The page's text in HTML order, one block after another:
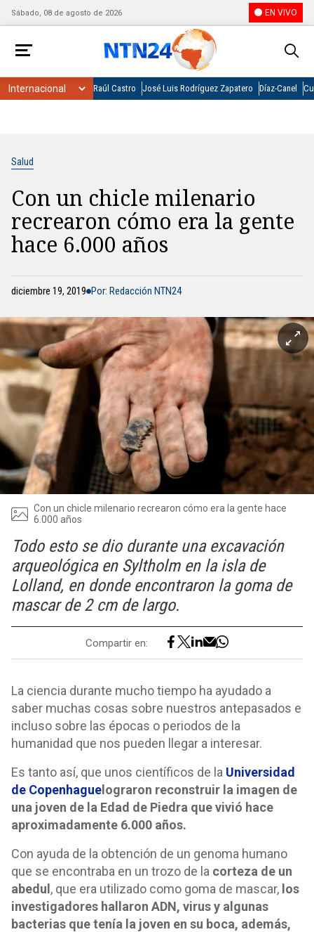
Sábado, 08 de agosto de 2026 EN VIVO
Raúl Castro José Luis Rodríguez Zapatero Díaz-Canel
Salud
Con un chicle milenario
recrearon cómo era la gente
hace 6.000 años
diciembre 19, 2019 Por: Redacción NTN24
Con un chicle milenario recrearon cómo era la gente hace
6.000 años
Todo esto se dio durante una excavación
arqueológica en Syltholm en la isla de
Lolland, en donde encontraron la goma de
mascar de 2 cm de largo.
Compartir en:
La ciencia durante mucho tiempo ha ayudado a
saber muchas cosas sobre nuestros antepasados e
incluso sobre las épocas o periodos de la
humanidad que nos pueden llegar a interesar.
Es tanto así, que unos científicos de la Universidad
de Copenhague lograron reconstruir la imagen de
una joven de la Edad de Piedra que vivió hace
aproximadamente 6.000 años.
Con ayuda de la obtención de un genoma humano
que se encontraba en un trozo de la corteza de un
abedul , que era utilizado como goma de mascar, los
investigadores hallaron ADN, virus y algunas
bacterias que tenía la joven en su boca, además,